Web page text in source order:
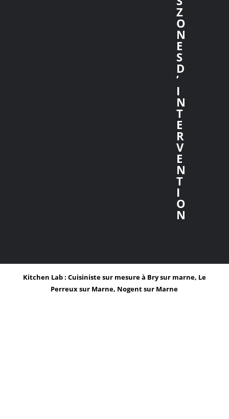
Z
O
N
E
S
D
’
I
N
T
E
R
V
E
N
T
I
O
N
Kitchen Lab : Cuisiniste sur mesure à Bry sur marne, Le
Perreux sur Marne, Nogent sur Marne